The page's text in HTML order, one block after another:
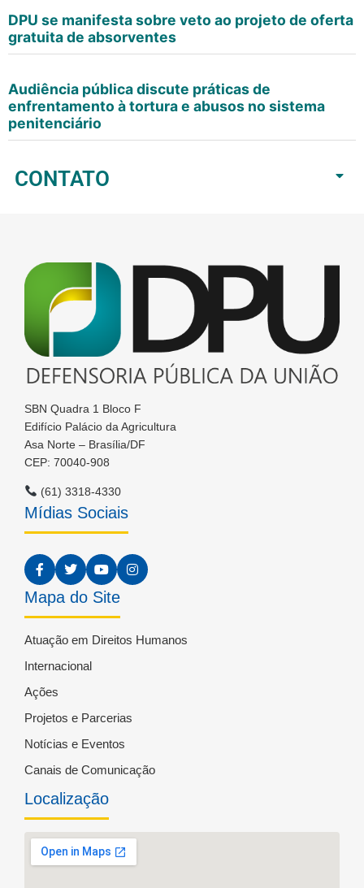
DPU se manifesta sobre veto ao projeto de oferta
gratuita de absorventes
Audiência pública discute práticas de
enfrentamento à tortura e abusos no sistema
penitenciário
CONTATO
SBN Quadra 1 Bloco F
Edifício Palácio da Agricultura
Asa Norte – Brasília/DF
CEP: 70040-908
(61) 3318-4330
Mídias Sociais
Mapa do Site
Atuação em Direitos Humanos
Internacional
Ações
Projetos e Parcerias
Notícias e Eventos
Canais de Comunicação
Localização